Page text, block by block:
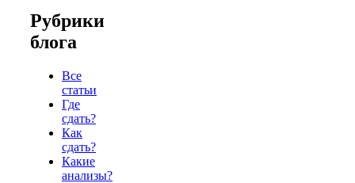
Рубрики
блога
Все
статьи
Где
сдать?
Как
сдать?
Какие
анализы?